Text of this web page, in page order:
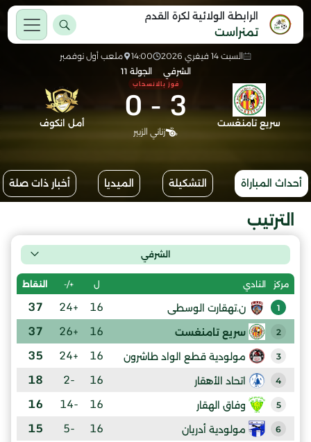
الرابطة الولائية لكرة القدم
تمنراست
السبت 14 فيفري 2026 14:00
ملعب أول نوفمبر
الشرفي
الجولة 11
سريع تامنغست 3
-
0فوز بالانسحاب
زناني الزبير
أمل انكوف
أحداث المباراة التشكيلة الميديا أخبار ذات صلة
الترتيب
الشرفي
مركز النادي ل +/- النقاط
1 ن.تهقارت الوسطى 16
+24
37
2 سريع تامنغست 16
+26
37
3 مولودية قطع الواد طاشرون 16
+24
35
4 اتحاد الأهقار 16
-2
18
5 وفاق الهقار 16
-14
16
6 مولودية أدريان 16
-5
15